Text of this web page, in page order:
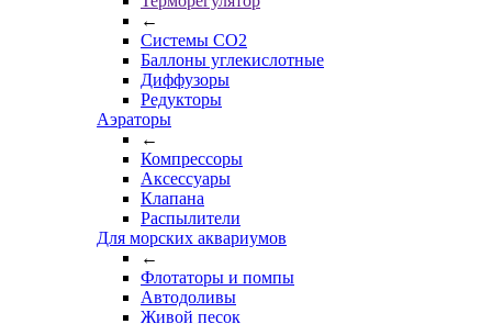
←
Системы CO2
Баллоны углекислотные
Диффузоры
Редукторы
Аэраторы
←
Компрессоры
Аксессуары
Клапана
Распылители
Для морских аквариумов
←
Флотаторы и помпы
Автодоливы
Живой песок